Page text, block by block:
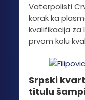
Vaterpolisti
korak ka
kvalifikacija za
prvom kolu
Srpski
titulu